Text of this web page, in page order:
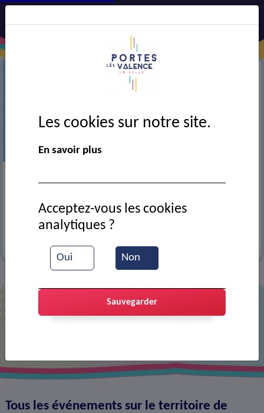
Tous les événements sur le territoire de
Les cookies sur notre site.
En savoir plus
Oui Non
Acceptez-vous les cookies
analytiques ?
Sauvegarder